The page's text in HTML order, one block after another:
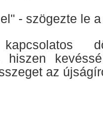
- szögezte le
hiszen
az